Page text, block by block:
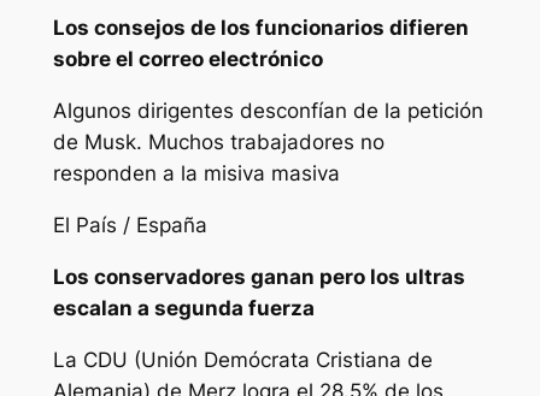
Los consejos de los funcionarios difieren
sobre el correo electrónico
Algunos dirigentes desconfían de la petición
de Musk. Muchos trabajadores no
responden a la misiva masiva
El País / España
Los conservadores ganan pero los ultras
escalan a segunda fuerza
La CDU (Unión Demócrata Cristiana de
Alemania) de Merz logra el 28.5% de los